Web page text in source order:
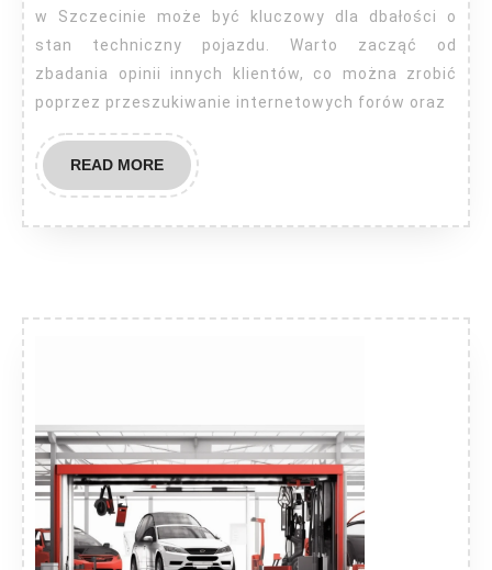
w Szczecinie może być kluczowy dla dbałości o
stan techniczny pojazdu. Warto zacząć od
zbadania opinii innych klientów, co można zrobić
poprzez przeszukiwanie internetowych forów oraz
READ MOREREAD
MORE